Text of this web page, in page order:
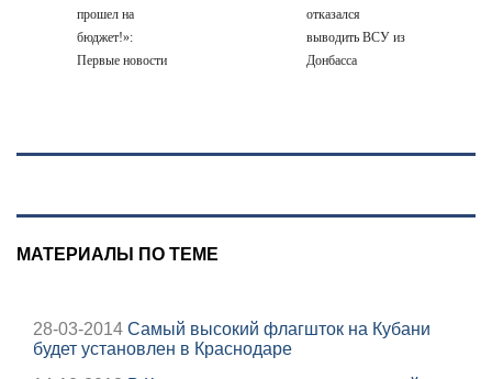
прошел на
бюджет!»:
Первые новости
отказался
выводить ВСУ из
Донбасса
МАТЕРИАЛЫ ПО ТЕМЕ
28-03-2014 Самый высокий флагшток на Кубани
будет установлен в Краснодаре